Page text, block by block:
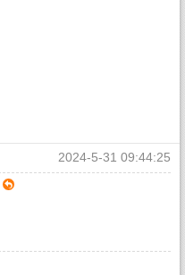
2024-5-31 09:44:25